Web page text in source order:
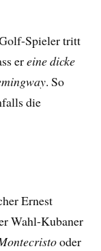
Spieler tritt
ereine dicke
. So
die
Ernest
Wahl-Kubaner
oder